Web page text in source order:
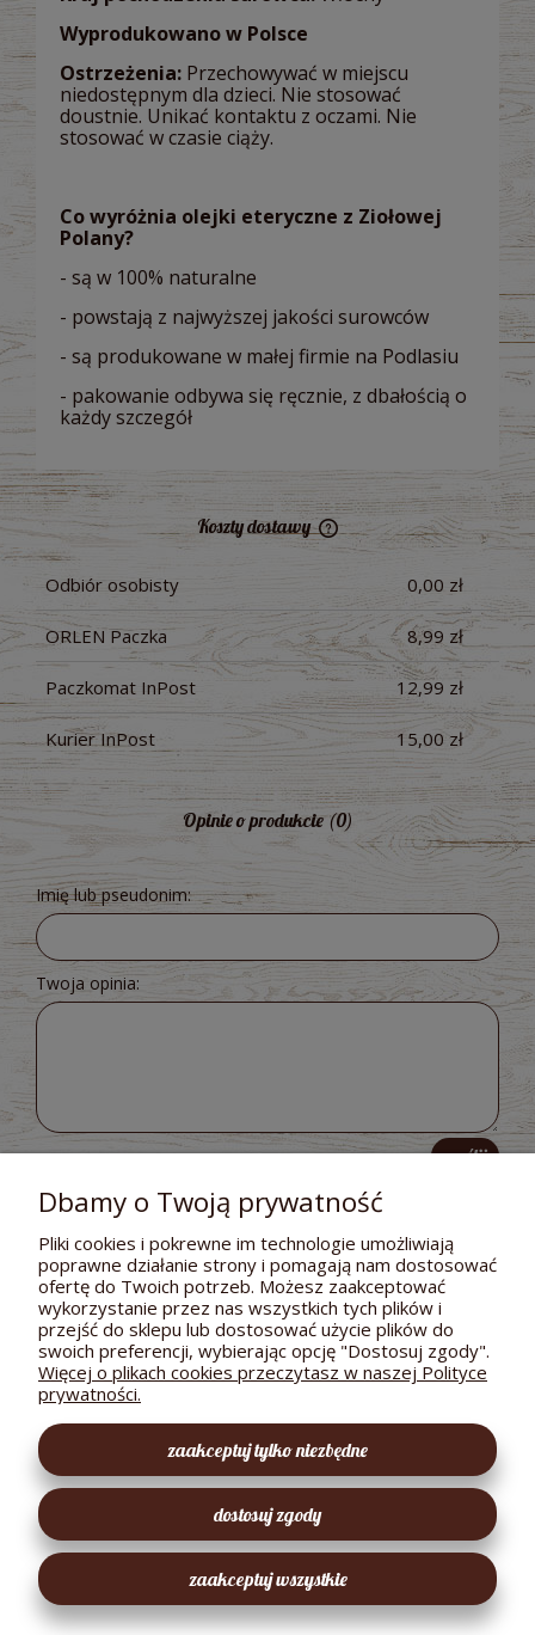
Wyprodukowano w Polsce
Ostrzeżenia: Przechowywać w miejscu
niedostępnym dla dzieci. Nie stosować
doustnie. Unikać kontaktu z oczami. Nie
stosować w czasie ciąży.
Co wyróżnia olejki eteryczne z Ziołowej
Polany?
- są w 100% naturalne
- powstają z najwyższej jakości surowców
- są produkowane w małej firmie na Podlasiu
- pakowanie odbywa się ręcznie, z dbałością o
każdy szczegół
Koszty dostawy
Cena nie zawiera ewentualnych kosztów płatności
Odbiór osobisty 0,00 zł
ORLEN Paczka 8,99 zł
Paczkomat InPost 12,99 zł
Kurier InPost 15,00 zł
Opinie o produkcie (0)
Imię lub pseudonim:
Twoja opinia:
wyślij
POMOC
DOSTAWA I PŁATNOŚCI
MOJE KONTO
GWARANCJA I ZWROTY
EKOLOGICZNY SKLEPIK
Dbamy o Twoją prywatność
Pliki cookies i pokrewne im technologie umożliwiają
poprawne działanie strony i pomagają nam dostosować
ofertę do Twoich potrzeb. Możesz zaakceptować
wykorzystanie przez nas wszystkich tych plików i
przejść do sklepu lub dostosować użycie plików do
swoich preferencji, wybierając opcję "Dostosuj zgody".
Więcej o plikach cookies przeczytasz w naszej Polityce
prywatności.
zaakceptuj tylko niezbędne
dostosuj zgody
zaakceptuj wszystkie